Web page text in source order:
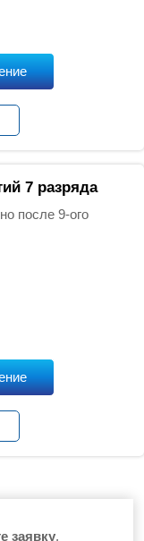
7 разряда
после 9-ого
заявку,